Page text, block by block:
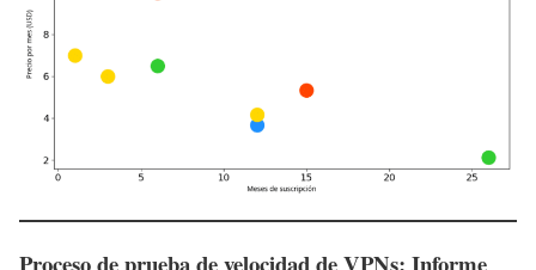
Proceso de prueba de velocidad de VPNs: Informe